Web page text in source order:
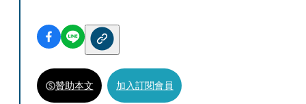
贊助本文 加入訂閱會員